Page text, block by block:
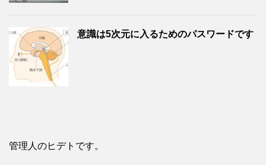
意識は5次元に入るためのパスワードです
管理人のヒデトです。